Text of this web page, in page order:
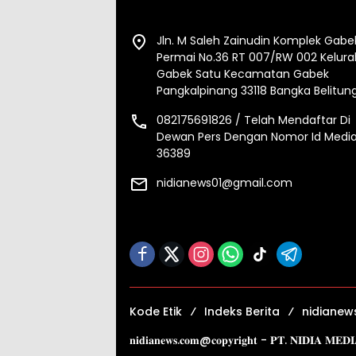
Jln. M Saleh Zainudin Komplek
Permai No.36 RT 007/RW 002
Gabek Satu Kecamatan Gabek
Pangkalpinang 33118 Bangka
082175691826 / Telah Mendaftar Di
Dewan Pers Dengan Nomor Id
36389
nidianews01@gmail.com
Kode Etik Indeks Berita
𝐧𝐢𝐝𝐢𝐚𝐧𝐞𝐰𝐬.𝐜𝐨𝐦@𝐜𝐨𝐩𝐲𝐫𝐢𝐠𝐡𝐭 - 𝐏𝐓. 𝐍𝐈𝐃𝐈𝐀